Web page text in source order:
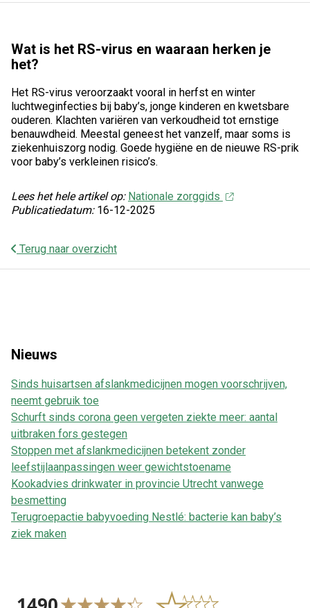
Wat is het RS-virus en waaraan herken je
het?
Het RS-virus veroorzaakt vooral in herfst en winter
luchtweginfecties bij baby’s, jonge kinderen en kwetsbare
ouderen. Klachten variëren van verkoudheid tot ernstige
benauwdheid. Meestal geneest het vanzelf, maar soms is
ziekenhuiszorg nodig. Goede hygiëne en de nieuwe RS-prik
voor baby’s verkleinen risico’s.
Lees het hele artikel op: Nationale zorggids
Publicatiedatum: 16-12-2025
Terug naar overzicht
Nieuws
Sinds huisartsen afslankmedicijnen mogen voorschrijven,
neemt gebruik toe
Schurft sinds corona geen vergeten ziekte meer: aantal
uitbraken fors gestegen
Stoppen met afslankmedicijnen betekent zonder
leefstijlaanpassingen weer gewichtstoename
Kookadvies drinkwater in provincie Utrecht vanwege
besmetting
Terugroepactie babyvoeding Nestlé: bacterie kan baby’s
ziek maken